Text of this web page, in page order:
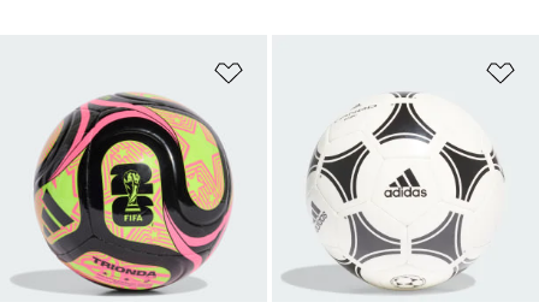
Ajouter à la Liste de produits